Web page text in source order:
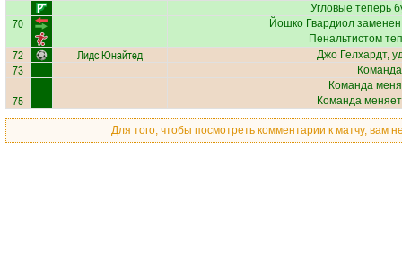
Угловые теперь
70 Йошко Гвардиол
Пенальтистом
72 Лидс Юнайтед Джо Гелхардт,
73
Команда
75 Команда
Для того, чтобы посмотреть комментарии к матчу, вам